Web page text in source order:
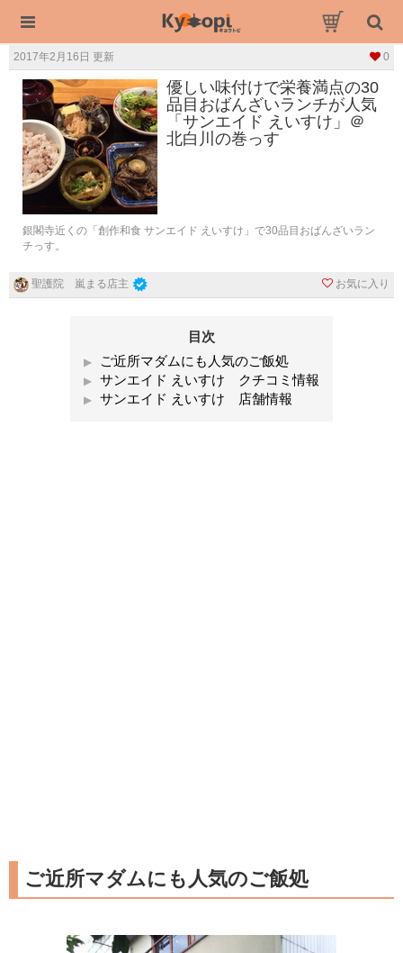
2017年2月16日 更新 0
優しい味付けで栄養満点の30
品目おばんざいランチが人気
「サンエイド えいすけ」＠
北白川の巻っす
銀閣寺近くの「創作和食 サンエイド えいすけ」で30品目おばんざいラン
チっす。
聖護院 嵐まる店主 お気に入り
目次
ご近所マダムにも人気のご飯処
サンエイド えいすけ クチコミ情報
サンエイド えいすけ 店舗情報
ご近所マダムにも人気のご飯処